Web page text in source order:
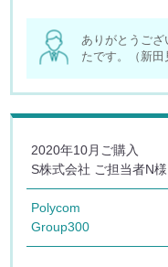
ありがとうご
たです。（新田
2020年10月ご購入
S株式会社 ご担当者N様
Polycom
Group300